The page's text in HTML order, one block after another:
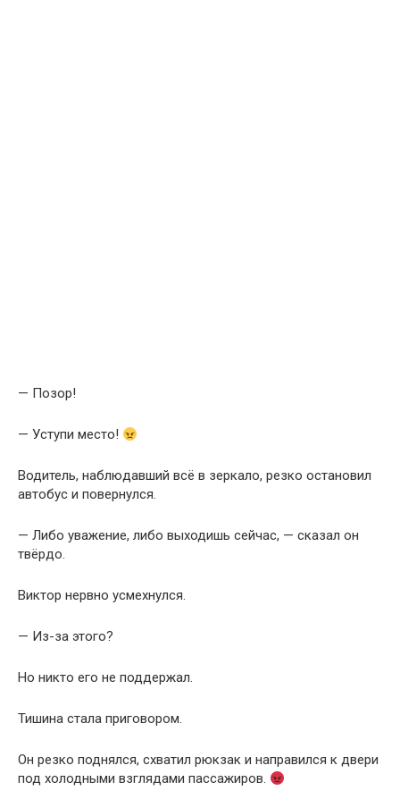
— Позор!
— Уступи место!
Водитель, наблюдавший всё в зеркало, резко остановил
автобус и повернулся.
— Либо уважение, либо выходишь сейчас, — сказал он
твёрдо.
Виктор нервно усмехнулся.
— Из-за этого?
Но никто его не поддержал.
Тишина стала приговором.
Он резко поднялся, схватил рюкзак и направился к двери
под холодными взглядами пассажиров.